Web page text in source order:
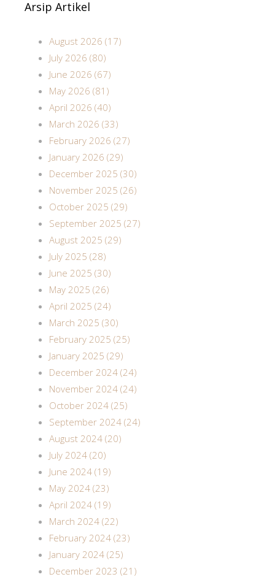
Arsip Artikel
August 2026 (17)
July 2026 (80)
June 2026 (67)
May 2026 (81)
April 2026 (40)
March 2026 (33)
February 2026 (27)
January 2026 (29)
December 2025 (30)
November 2025 (26)
October 2025 (29)
September 2025 (27)
August 2025 (29)
July 2025 (28)
June 2025 (30)
May 2025 (26)
April 2025 (24)
March 2025 (30)
February 2025 (25)
January 2025 (29)
December 2024 (24)
November 2024 (24)
October 2024 (25)
September 2024 (24)
August 2024 (20)
July 2024 (20)
June 2024 (19)
May 2024 (23)
April 2024 (19)
March 2024 (22)
February 2024 (23)
January 2024 (25)
December 2023 (21)